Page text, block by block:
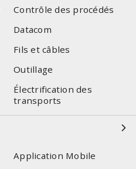
Contrôle des procédés
Datacom
Fils et câbles
Outillage
Électrification des
transports
Application Mobile